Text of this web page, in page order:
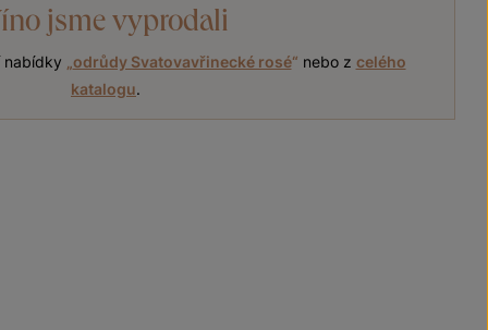
jsme vyprodali
nabídky odrůdy Svatovavřinecké rosé“ nebo z celého
katalogu.